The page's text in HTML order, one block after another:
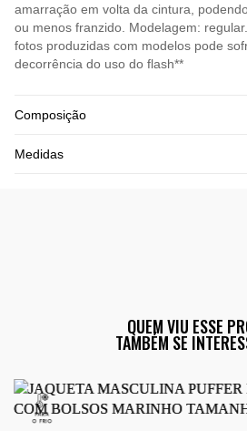
amarração em volta da cintura,
ou menos franzido. Modelagem:
fotos produzidas com modelos pode
decorrência do uso do flash**
Composição
Medidas
QUEM VIU ESSE
TAMBÉM SE